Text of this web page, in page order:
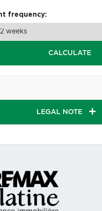
frequency:
CALCULATE
LEGAL NOTE